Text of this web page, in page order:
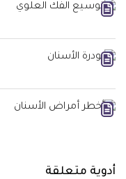
أدوية متعلقة